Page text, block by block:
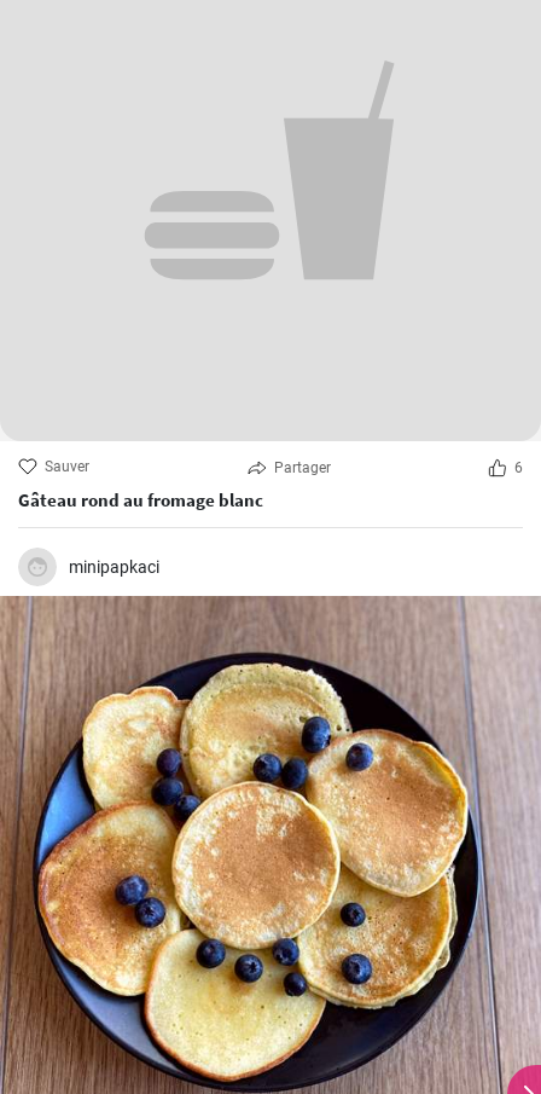
Sauver Partager 6
Gâteau rond au fromage blanc
minipapkaci